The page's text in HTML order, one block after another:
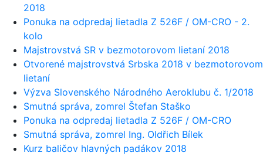
2018
Ponuka na odpredaj lietadla Z 526F / OM-CRO - 2.
kolo
Majstrovstvá SR v bezmotorovom lietaní 2018
Otvorené majstrovstvá Srbska 2018 v bezmotorovom
lietaní
Výzva Slovenského Národného Aeroklubu č. 1/2018
Smutná správa, zomrel Štefan Staško
Ponuka na odpredaj lietadla Z 526F / OM-CRO
Smutná správa, zomrel Ing. Oldřich Bílek
Kurz baličov hlavných padákov 2018